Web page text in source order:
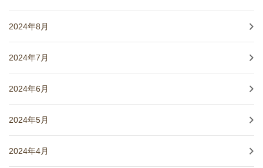
2024年8月
2024年7月
2024年6月
2024年5月
2024年4月